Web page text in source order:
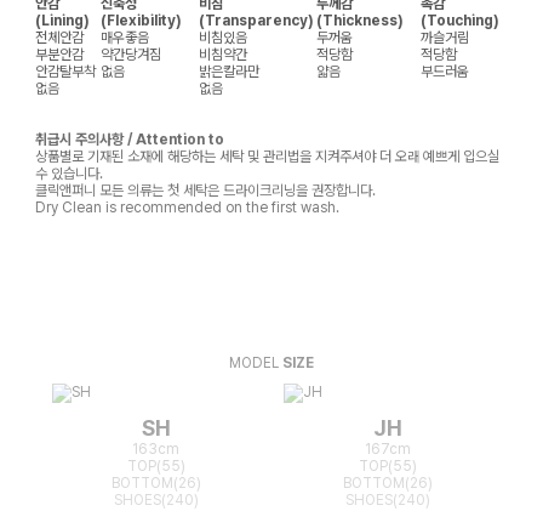
(Lining)
(Flexibility)
(Transparency) (Thickness)
(Touching)
전체안감
매우좋음 비침있음 두꺼움
까슬거림
부분안감
약간당겨짐 비침약간 적당함
적당함
안감탈부착 없음 밝은칼라만 얇음
부드러움
없음
없음
취급시 주의사항 / Attention to
상품별로 기재된 소재에 해당하는 세탁 및 관리법을 지켜주셔야 더 오래 예쁘게 입으실
수 있습니다.
클릭앤퍼니 모든 의류는 첫 세탁은 드라이크리닝을 권장합니다.
Dry Clean is recommended on the first wash.
MODEL SIZE
SH
163cm
TOP(55)
BOTTOM(26)
SHOES(240)
JH
167cm
TOP(55)
BOTTOM(26)
SHOES(240)